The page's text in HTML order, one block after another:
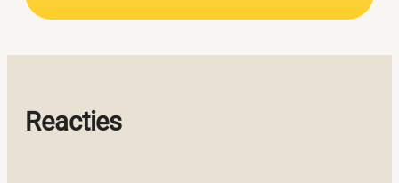
Reacties